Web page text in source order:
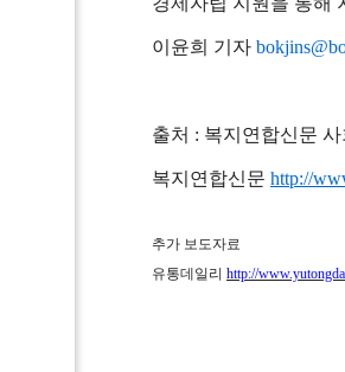
이윤희 기자
출처 : 복지연합신문
복지연합신문 http://
추가 보도자료
유통데일리 http://